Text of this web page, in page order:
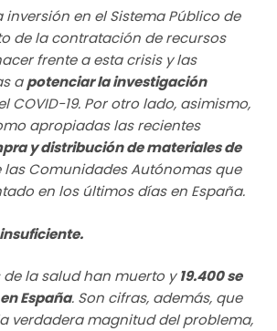
en el Sistema Público de
de la contratación de recursos
frente a esta crisis y las
apotenciar la investigación
COVID-19. Por otro lado, asimismo,
apropiadas las recientes
y distribución de materiales de
Comunidades Autónomas que
en los últimos días en España.
la salud han muerto y19.400 se
España. Son cifras, además, que
verdadera magnitud del problema,